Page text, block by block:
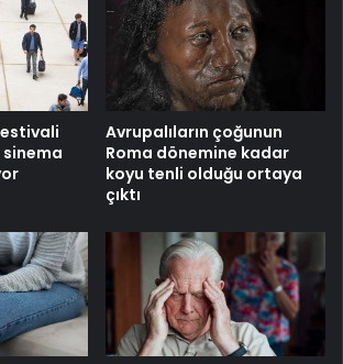
sinema
Avrupalıların çoğunun
Roma dönemine kadar
koyu tenli olduğu ortaya
çıktı